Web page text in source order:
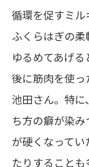
循環を促すミル
ふくらはぎの
ゆるめてあげ
後に筋肉を使っ
池田さん。特
ち方の癖が染
が硬くなって
たりすること